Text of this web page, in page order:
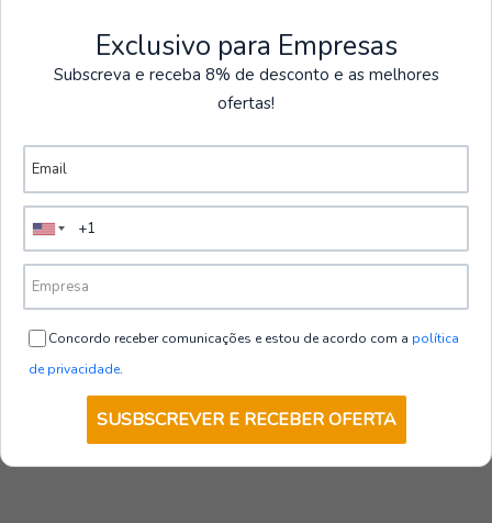
Camisas
260800-806-3XL|Gary's
CAMISA DE HOMBRE MATTIA SLIM FIT
DENIM LAVADO
desde€38,00
Exclusivo para Empresas
Subscreva e receba 8% de desconto e as melhores
ofertas!
Concordo receber comunicações e estou de acordo com a política
de privacidade.
SUSBSCREVER E RECEBER OFERTA